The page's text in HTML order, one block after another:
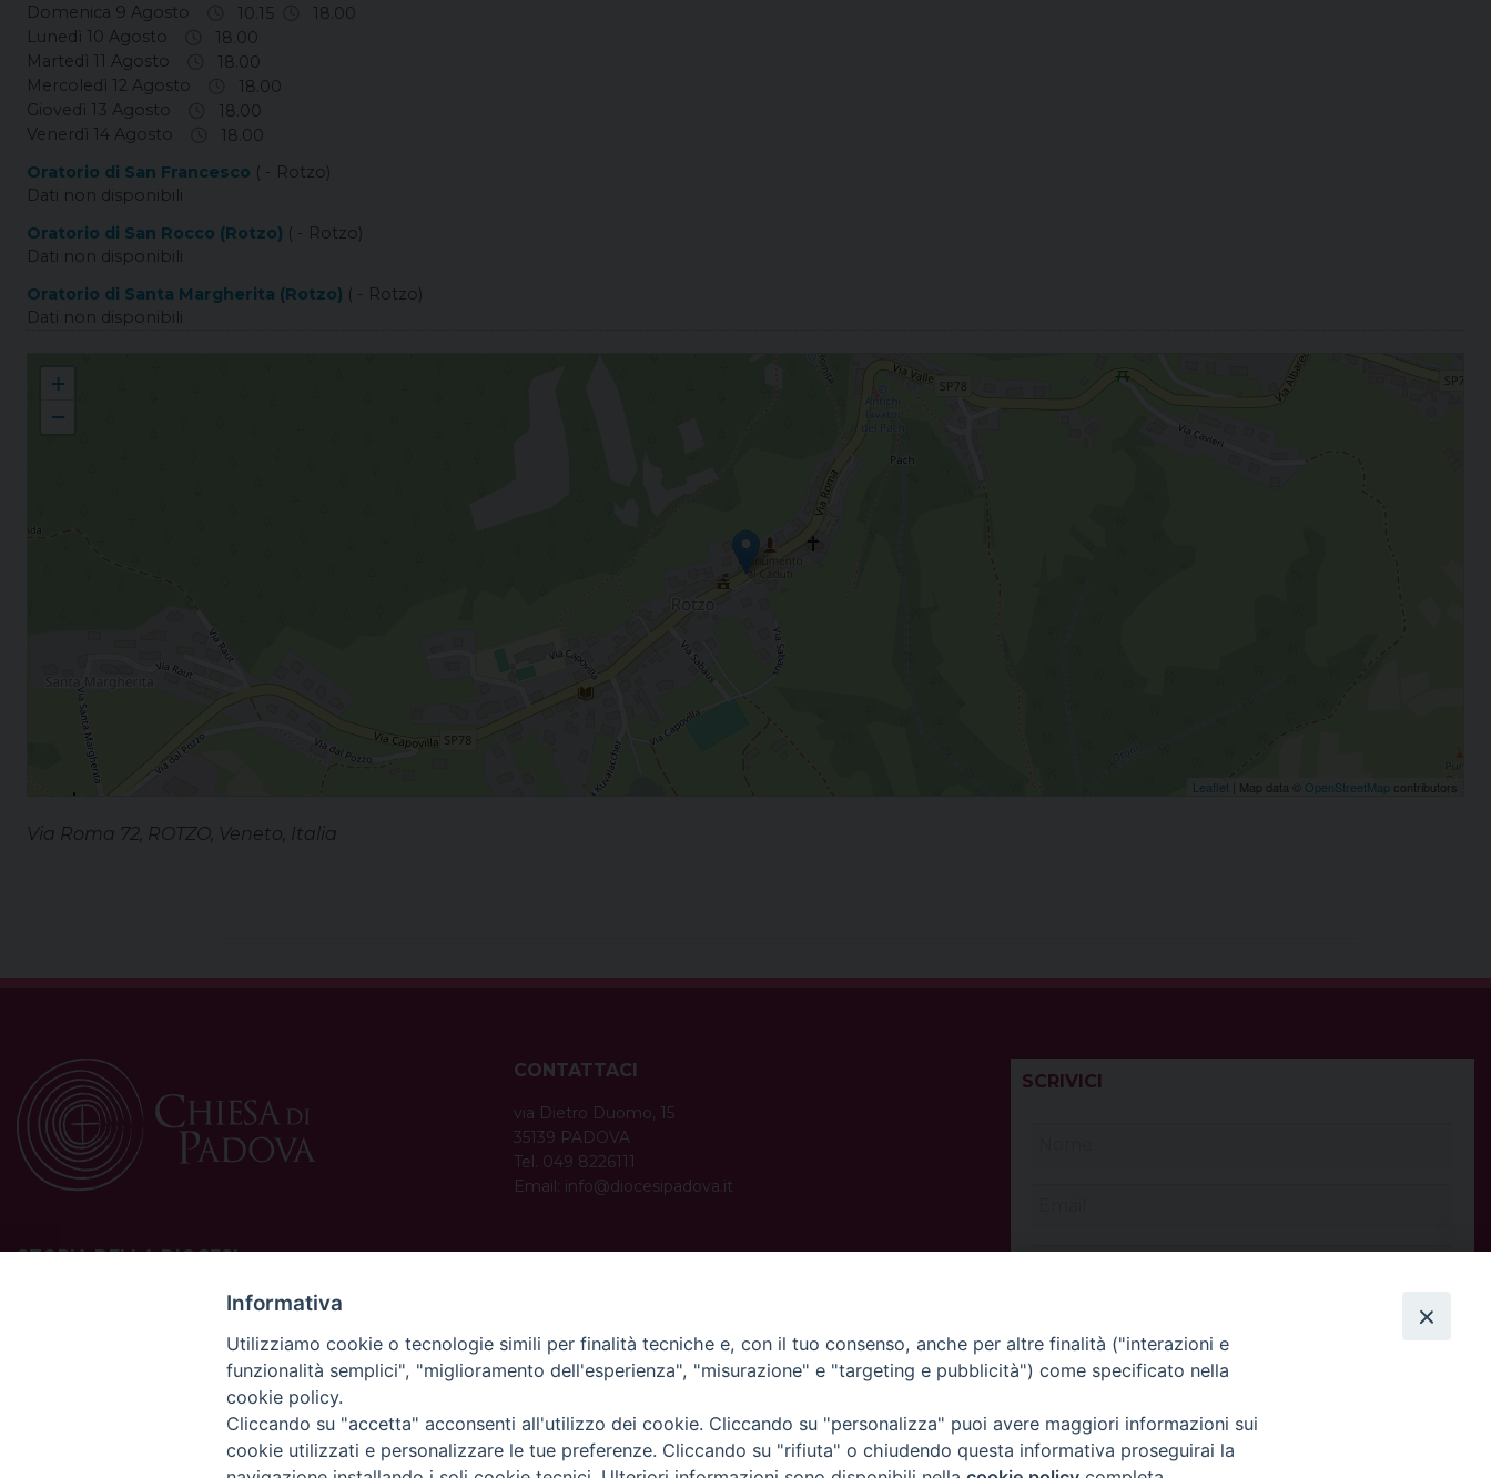
Domenica 9 Agosto
10.15
18.00
Lunedì 10 Agosto
18.00
Martedì 11 Agosto
18.00
Mercoledì 12 Agosto
18.00
Giovedì 13 Agosto
18.00
Venerdì 14 Agosto
18.00
Oratorio di San Francesco ( - Rotzo)
Dati non disponibili
Oratorio di San Rocco (Rotzo) ( - Rotzo)
Dati non disponibili
Oratorio di Santa Margherita (Rotzo) ( - Rotzo)
Dati non disponibili
+
−
Leaflet | Map data © OpenStreetMap contributors
Via Roma 72, ROTZO, Veneto, Italia
STORIA DELLA DIOCESI
La Diocesi di Padova è una sede della Chiesa cattolica in
alla Regione Ecclesiastica Triveneto.
È costituita da 454 parrocchie situate nelle province di
Padova, Vicenza, Venezia, Treviso, Belluno.
È retta dal vescovo Claudio Cipolla.
CONTATTACI
via Dietro Duomo, 15
35139 PADOVA
Tel. 049 8226111
Email: info@diocesipadova.it
SCRIVICI
Informativa
Utilizziamo cookie o tecnologie simili per finalità tecniche e, con il tuo consenso, anche per altre finalità ("interazioni e
funzionalità semplici", "miglioramento dell'esperienza", "misurazione" e "targeting e pubblicità") come specificato nella
cookie policy.
Cliccando su "accetta" acconsenti all'utilizzo dei cookie. Cliccando su "personalizza" puoi avere maggiori informazioni sui
cookie utilizzati e personalizzare le tue preferenze. Cliccando su "rifiuta" o chiudendo questa informativa proseguirai la